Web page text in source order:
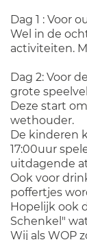
Dag 1 : Voor
Wel in de
activiteiten.
Dag 2: Voor
grote
Deze start
wethouder.
De kinderen
17:00uur
uitdagende
Ook voor
poffertjes
Hopelijk ook
Schenkel"
Wij als WOP